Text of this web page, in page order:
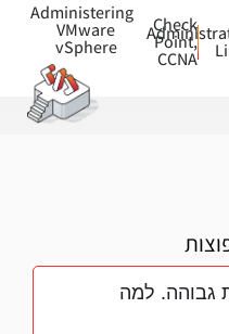
Check
Point,
CCNA
Administering
VMware
vSphere
גבוהה. למה